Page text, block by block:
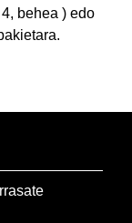
behea ) edo